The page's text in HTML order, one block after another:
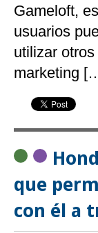
Gameloft,
usuarios
utilizar
marketing
que
con él a